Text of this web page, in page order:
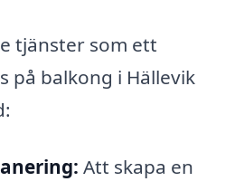
tjänster som ett
på balkong i Hällevik
Att skapa en